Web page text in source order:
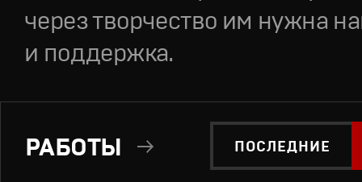
через творчество им нужна
и поддержка.
ПОСЛЕДНИЕ
РАБОТЫ